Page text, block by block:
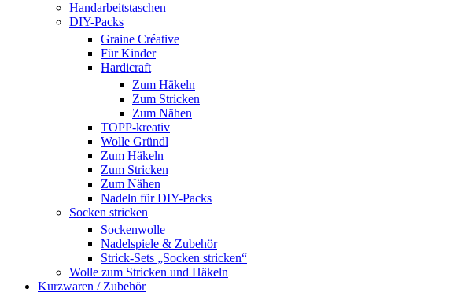
Handarbeitstaschen
DIY-Packs
Graine Créative
Für Kinder
Hardicraft
Zum Häkeln
Zum Stricken
Zum Nähen
TOPP-kreativ
Wolle Gründl
Zum Häkeln
Zum Stricken
Zum Nähen
Nadeln für DIY-Packs
Socken stricken
Sockenwolle
Nadelspiele & Zubehör
Strick-Sets „Socken stricken“
Wolle zum Stricken und Häkeln
Kurzwaren / Zubehör